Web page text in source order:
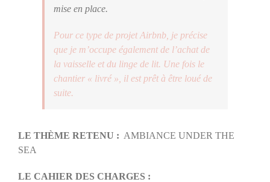
mise en place.
Pour ce type de projet Airbnb, je précise
que je m’occupe également de l’achat de
la vaisselle et du linge de lit. Une fois le
chantier « livré », il est prêt à être loué de
suite.
LE THÈME RETENU : AMBIANCE UNDER THE
SEA
LE CAHIER DES CHARGES :